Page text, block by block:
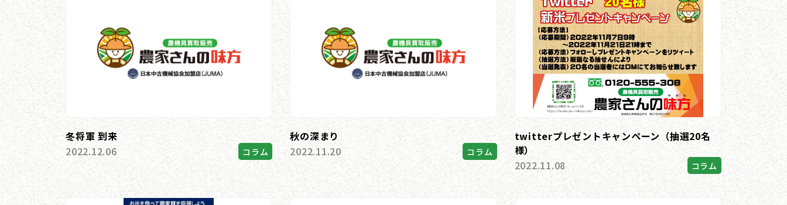
冬将軍 到来
2022.12.06
コラム
秋の深まり
2022.11.20
コラム
twitterプレゼントキャンペーン（抽選20名
様）
2022.11.08
コラム